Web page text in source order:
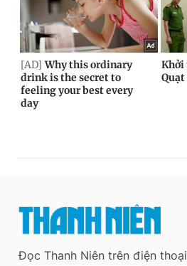
Đọc Thanh Niên trên điện thoại